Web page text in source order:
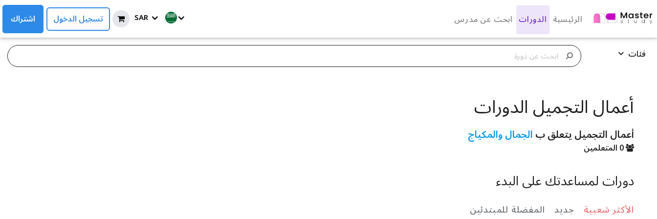
الرئيسية الدورات ابحث عن مدرس SAR تسجيل الدخول اشتراك
فئات
أعمال التجميل الدورات
أعمال التجميل يتعلق بالجمال والمكياج
دورات لمساعدتك على البدء
الأكثر شعبية جديد المفضلة للمبتدئين